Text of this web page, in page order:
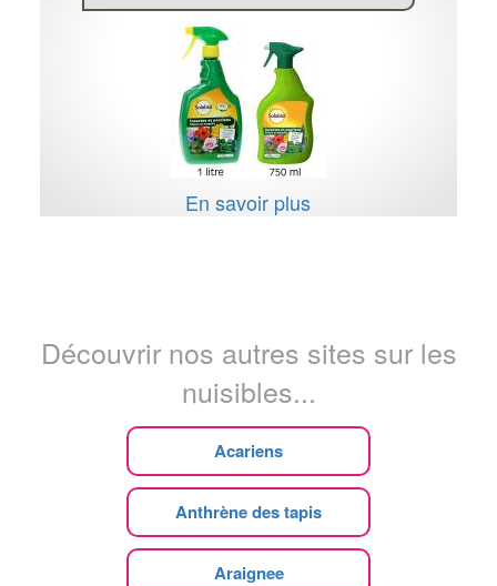
En savoir plus
Découvrir nos autres sites sur les
nuisibles...
Acariens
Anthrène des tapis
Araignee